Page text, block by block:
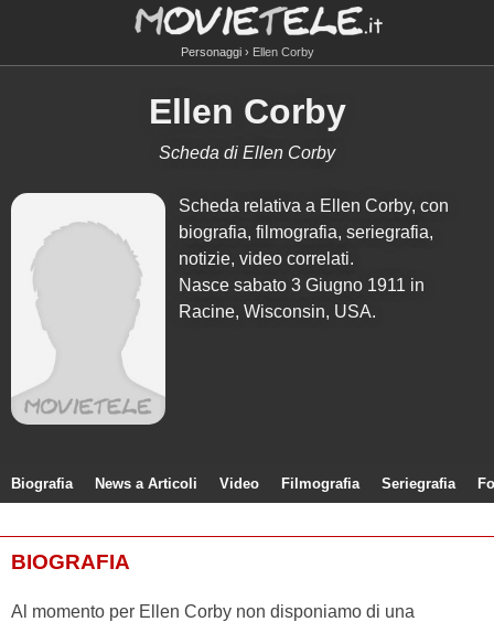
Personaggi Ellen Corby
Ellen Corby
Scheda di Ellen Corby
Scheda relativa a Ellen Corby, con
biografia, filmografia, seriegrafia,
notizie, video correlati.
Nasce sabato 3 Giugno 1911 in
Racine, Wisconsin, USA.
Biografia News a Articoli Video Filmografia Seriegrafia
BIOGRAFIA
Al momento per Ellen Corby non disponiamo di una